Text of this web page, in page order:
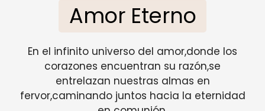
Amor Eterno
En el infinito universo del amor,donde los
corazones encuentran su razón,se
entrelazan nuestras almas en
fervor,caminando juntos hacia la eternidad